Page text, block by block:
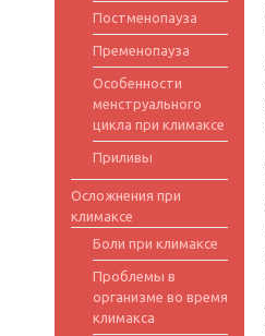
Постменопауза
Пременопауза
Особенности
менструального
цикла при климаксе
Приливы
Осложнения при
климаксе
Боли при климаксе
Проблемы в
организме во время
климакса